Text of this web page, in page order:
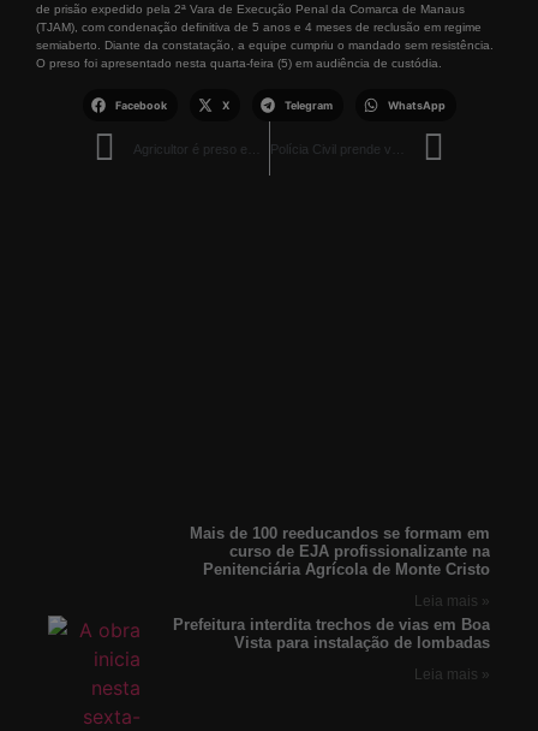
de prisão expedido pela 2ª Vara de Execução Penal da Comarca de Manaus
(TJAM), com condenação definitiva de 5 anos e 4 meses de reclusão em regime
semiaberto. Diante da constatação, a equipe cumpriu o mandado sem resistência.
O preso foi apresentado nesta quarta-feira (5) em audiência de custódia.
Facebook X Telegram WhatsApp
Mais de 100 reeducandos se formam em
curso de EJA profissionalizante na
Penitenciária Agrícola de Monte Cristo
Leia mais »
Prefeitura interdita trechos de vias em Boa
Vista para instalação de lombadas
Leia mais »